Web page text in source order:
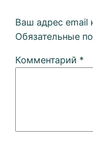
Ваш адрес email
Обязательные
Комментарий *